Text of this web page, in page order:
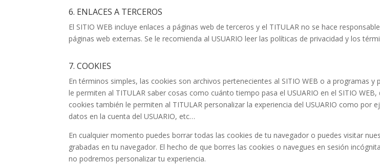
6. ENLACES A TERCEROS
El SITIO WEB incluye enlaces a páginas web de terceros y el TITULAR no se hace
páginas web externas. Se le recomienda al USUARIO leer las políticas de privacidad y los
7. COOKIES
En términos simples, las cookies son archivos pertenecientes al SITIO WEB o a programas
le permiten al TITULAR saber cosas como cuánto tiempo pasa el USUARIO en el SITIO
cookies también le permiten al TITULAR personalizar la experiencia del USUARIO como
datos en la cuenta del USUARIO, etc…
En cualquier momento puedes borrar todas las cookies de tu navegador o puedes visitar
grabadas en tu navegador. El hecho de que borres las cookies o navegues en sesión
no podremos personalizar tu experiencia.